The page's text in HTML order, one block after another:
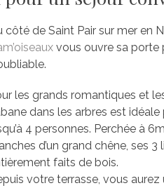
côté de Saint Pair sur mer en
vous ouvre sa porte
les grands romantiques et
dans les arbres est
4 personnes. Perchée à
d’un grand chêne, ses
faits de bois.
votre terrasse, vous